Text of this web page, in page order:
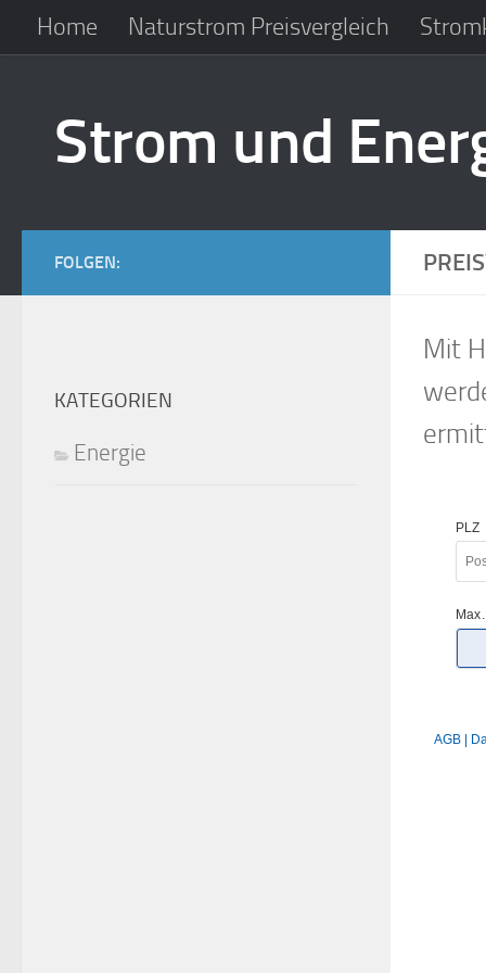
Zum Inhalt springen
Home Naturstrom Preisvergleich
Strom und
Mit
FOLGEN:
KATEGORIEN
Energie